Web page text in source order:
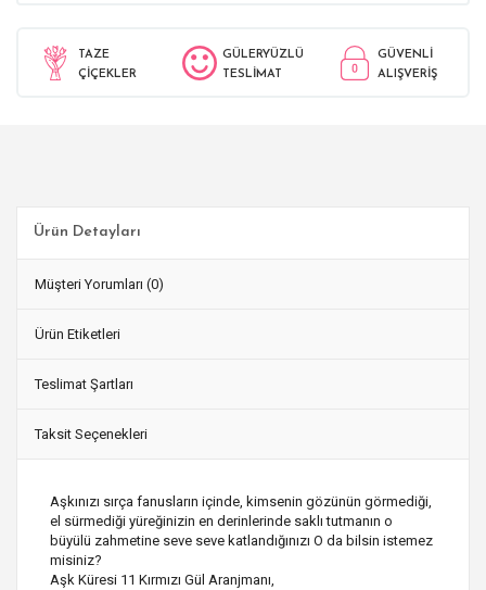
TAZE
ÇİÇEKLER
GÜLERYÜZLÜ
TESLİMAT
GÜVENLİ
ALIŞVERİŞ
Ürün Detayları
Müşteri Yorumları (0)
Ürün Etiketleri
Teslimat Şartları
Taksit Seçenekleri
Aşkınızı sırça fanusların içinde, kimsenin gözünün görmediği,
el sürmediği yüreğinizin en derinlerinde saklı tutmanın o
büyülü zahmetine seve seve katlandığınızı O da bilsin istemez
misiniz?
Aşk Küresi 11 Kırmızı Gül Aranjmanı,